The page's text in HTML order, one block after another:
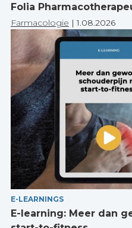
Folia
Farmacologie |1.08.2026
E-LEARNINGS
E-learning: Meer dan